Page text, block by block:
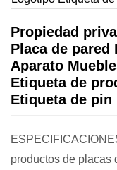
Propiedad
Placa de pared
Aparato
Etiqueta de
Etiqueta de pin
productos de placas